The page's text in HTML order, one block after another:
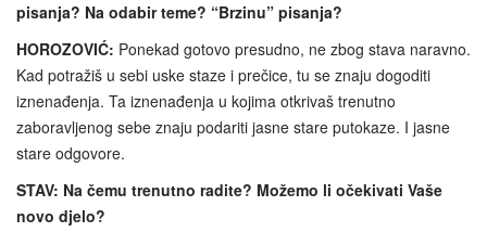
pisanja? Na odabir teme? “Brzinu” pisanja?
HOROZOVIĆ: Ponekad gotovo presudno, ne zbog stava naravno.
Kad potražiš u sebi uske staze i prečice, tu se znaju dogoditi
iznenađenja. Ta iznenađenja u kojima otkrivaš trenutno
zaboravljenog sebe znaju podariti jasne stare putokaze. I jasne
stare odgovore.
STAV: Na čemu trenutno radite? Možemo li očekivati Vaše
novo djelo?